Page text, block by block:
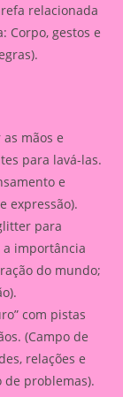
relacionada
Corpo, gestos e
mãos e
para lavá-las.
e
expressão).
para
a importância
do mundo;
com pistas
(Campo de
relações e
de problemas).